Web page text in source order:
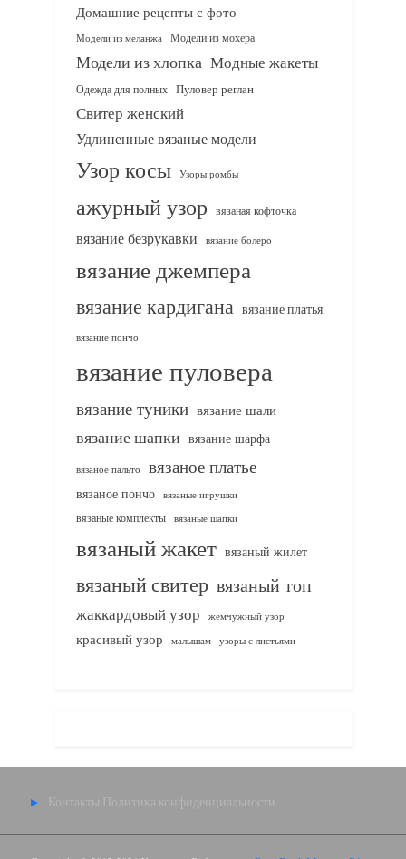
Домашние рецепты с фото
Модели из меланжа Модели из мохера
Модели из хлопка Модные жакеты
Одежда для полных Пуловер реглан
Свитер женский
Удлиненные вязаные модели
Узор косы Узоры ромбы
ажурный узор вязаная кофточка
вязание безрукавки вязание болеро
вязание джемпера
вязание кардигана вязание платья
вязание пончо
вязание пуловера
вязание туники вязание шали
вязание шапки вязание шарфа
вязаное пальто вязаное платье
вязаное пончо вязаные игрушки
вязаные комплекты
вязаные шапки
вязаный жакет вязаный жилет
вязаный свитер вязаный топ
жаккардовый узор жемчужный узор
красивый узор малышам узоры с листьями
Контакты Политика конфиденциальности